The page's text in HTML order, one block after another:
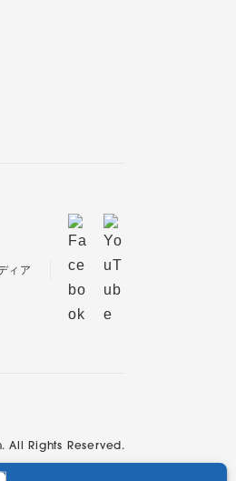
ィア
Rights Reserved.